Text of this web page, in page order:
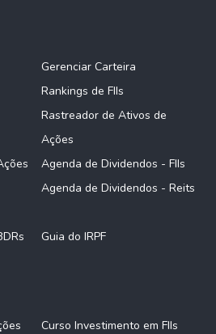
Gerenciar Carteira
Rankings de FIIs
Rastreador de Ativos de
Ações
Agenda de Dividendos - FIIs
Agenda de Dividendos - Reits
Guia do IRPF
Curso Investimento em FIIs